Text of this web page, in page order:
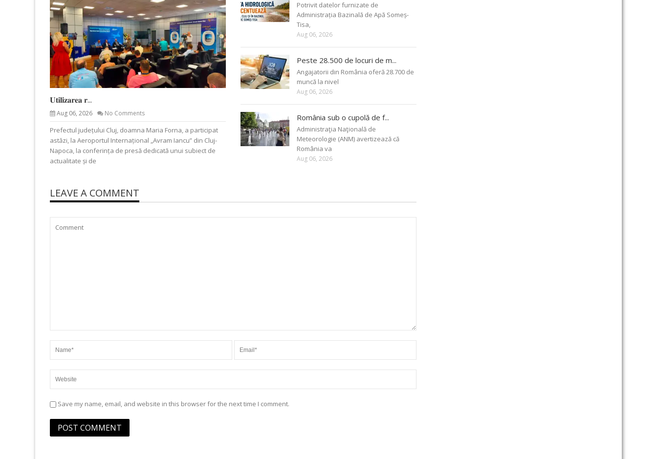
𝐔𝐭𝐢𝐥𝐢𝐳𝐚𝐫𝐞𝐚 𝐫...
Aug 06, 2026 No Comments
Prefectul județului Cluj, doamna Maria Forna, a participat
astăzi, la Aeroportul Internațional „Avram Iancu” din Cluj-
Napoca, la conferința de presă dedicată unui subiect de
actualitate și de
Potrivit datelor furnizate de
Administrația Bazinală de Apă Someș-
Tisa,
Aug 06, 2026
Peste 28.500 de locuri de m...
Angajatorii din România oferă 28.700 de
muncă la nivel
Aug 06, 2026
România sub o cupolă de f...
Administraţia Naţională de
Meteorologie (ANM) avertizează că
România va
Aug 06, 2026
LEAVE A COMMENT
Save my name, email, and website in this browser for the next time I comment.